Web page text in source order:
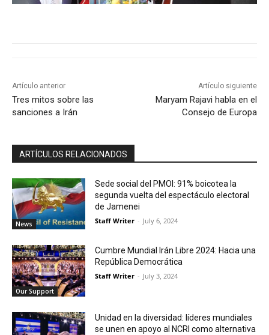
Artículo anterior
Tres mitos sobre las
sanciones a Irán
Artículo siguiente
Maryam Rajavi habla en el
Consejo de Europa
ARTÍCULOS RELACIONADOS
News
Sede social del PMOI: 91% boicotea la
segunda vuelta del espectáculo electoral
de Jamenei
Staff Writer - July 6, 2024
Our Support
Cumbre Mundial Irán Libre 2024: Hacia una
República Democrática
Staff Writer - July 3, 2024
Unidad en la diversidad: líderes mundiales
se unen en apoyo al NCRI como alternativa